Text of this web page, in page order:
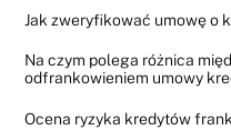
Jak zweryfikować umowę o
Na czym polega różnica
odfrankowieniem umowy
Ocena ryzyka kredytów